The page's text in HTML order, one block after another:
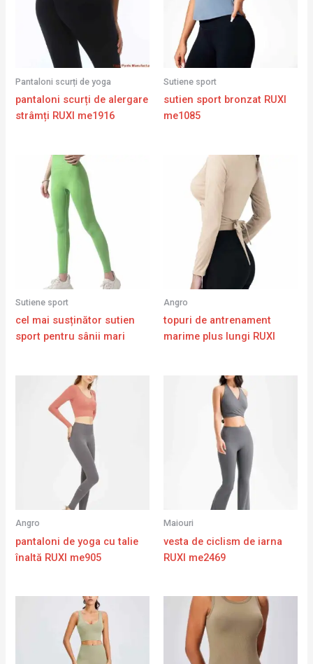
Pantaloni scurți de yoga
pantaloni scurți de alergare
strâmți RUXI me1916
Sutiene sport
sutien sport bronzat RUXI
me1085
Sutiene sport
cel mai susținător sutien
sport pentru sânii mari
Angro
topuri de antrenament
marime plus lungi RUXI
Angro
pantaloni de yoga cu talie
înaltă RUXI me905
Maiouri
vesta de ciclism de iarna
RUXI me2469